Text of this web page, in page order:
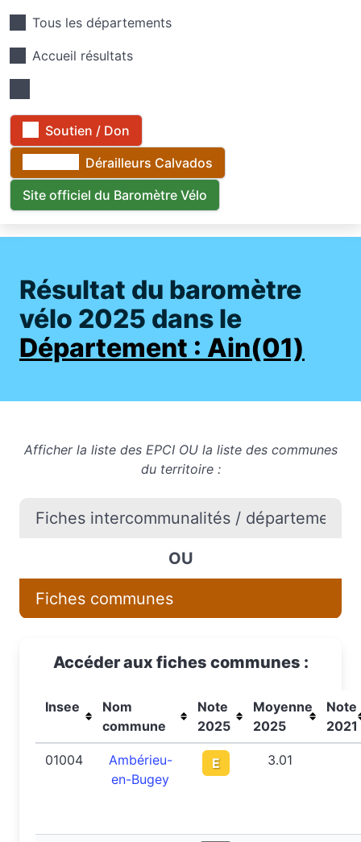
Tous les départements
Accueil résultats
Soutien / Don
Dérailleurs Calvados
Site officiel du Baromètre Vélo
Résultat du baromètre
vélo 2025 dans le
Département : Ain(01)
Afficher la liste des EPCI OU la liste des communes
du territoire :
Fiches intercommunalités /
OU
Fiches communes
Accéder aux fiches communes :
Insee
Nom
commune
Note
2025
Moyenne
2025
Note
2021
01004
Ambérieu-
en-Bugey
E 3.01